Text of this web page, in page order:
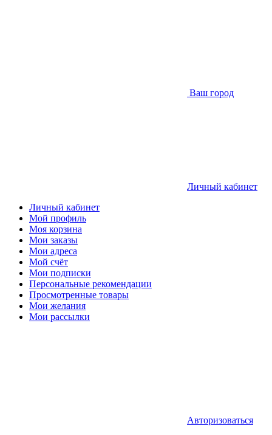
Ваш город
Личный кабинет
Личный кабинет
Мой профиль
Моя корзина
Мои заказы
Мои адреса
Мой счёт
Мои подписки
Персональные рекомендации
Просмотренные товары
Мои желания
Мои рассылки
Авторизоваться